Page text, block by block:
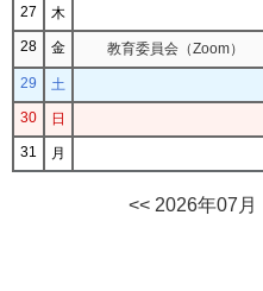
27
木
28
金 教育委員会（Zoom）
29
土
30
日
31
月
<< 2026年07月